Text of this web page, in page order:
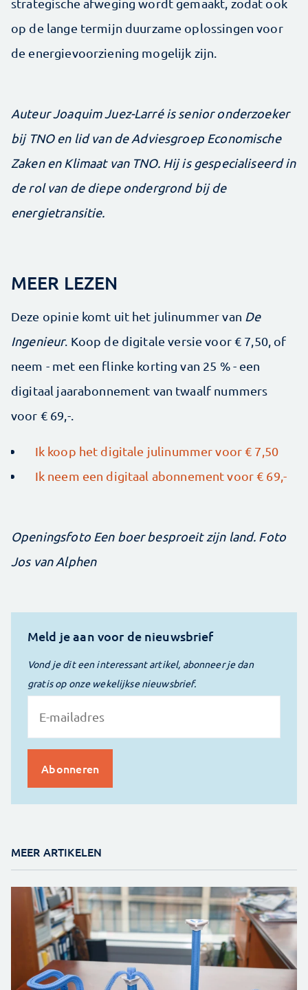
strategische afweging wordt gemaakt, zodat ook
op de lange termijn duurzame oplossingen voor
de energievoorziening mogelijk zijn.
Auteur Joaquim Juez-Larré is senior onderzoeker
bij TNO en lid van de Adviesgroep Economische
Zaken en Klimaat van TNO. Hij is gespecialiseerd in
de rol van de diepe ondergrond bij de
energietransitie.
MEER LEZEN
Deze opinie komt uit het julinummer van De
Ingenieur. Koop de digitale versie voor € 7,50, of
neem - met een flinke korting van 25 % - een
digitaal jaarabonnement van twaalf nummers
voor € 69,-.
Ik koop het digitale julinummer voor € 7,50
Ik neem een digitaal abonnement voor € 69,-
Openingsfoto Een boer besproeit zijn land. Foto
Jos van Alphen
Meld je aan voor de nieuwsbrief
Vond je dit een interessant artikel, abonneer je dan
gratis op onze wekelijkse nieuwsbrief.
MEER ARTIKELEN